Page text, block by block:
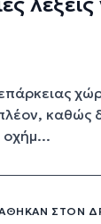
καθώς
οχήμ...
ΣΤΟΝ